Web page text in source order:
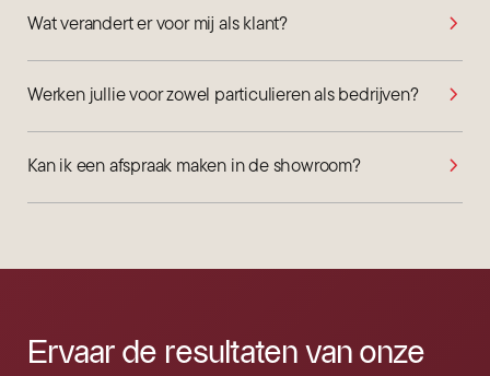
Wat verandert er voor mij als klant?
Werken jullie voor zowel particulieren als bedrijven?
Kan ik een afspraak maken in de showroom?
Ervaar de resultaten van onze